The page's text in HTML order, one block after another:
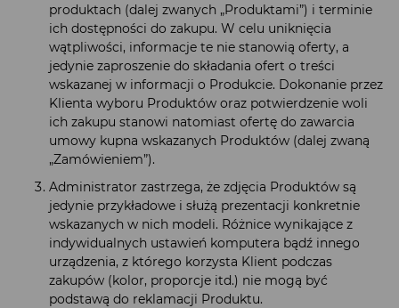
produktach (dalej zwanych „Produktami”) i terminie
ich dostępności do zakupu. W celu uniknięcia
wątpliwości, informacje te nie stanowią oferty, a
jedynie zaproszenie do składania ofert o treści
wskazanej w informacji o Produkcie. Dokonanie przez
Klienta wyboru Produktów oraz potwierdzenie woli
ich zakupu stanowi natomiast ofertę do zawarcia
umowy kupna wskazanych Produktów (dalej zwaną
„Zamówieniem”).
Administrator zastrzega, że zdjęcia Produktów są
jedynie przykładowe i służą prezentacji konkretnie
wskazanych w nich modeli. Różnice wynikające z
indywidualnych ustawień komputera bądź innego
urządzenia, z którego korzysta Klient podczas
zakupów (kolor, proporcje itd.) nie mogą być
podstawą do reklamacji Produktu.